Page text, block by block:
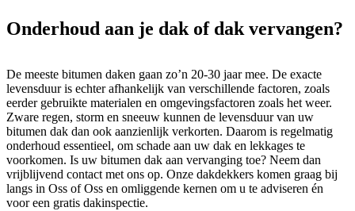
Onderhoud aan je dak of dak vervangen?
De meeste bitumen daken gaan zo’n 20-30 jaar mee. De exacte
levensduur is echter afhankelijk van verschillende factoren, zoals
eerder gebruikte materialen en omgevingsfactoren zoals het weer.
Zware regen, storm en sneeuw kunnen de levensduur van uw
bitumen dak dan ook aanzienlijk verkorten. Daarom is regelmatig
onderhoud essentieel, om schade aan uw dak en lekkages te
voorkomen. Is uw bitumen dak aan vervanging toe? Neem dan
vrijblijvend contact met ons op. Onze dakdekkers komen graag bij
langs in Oss of Oss en omliggende kernen om u te adviseren én
voor een gratis dakinspectie.